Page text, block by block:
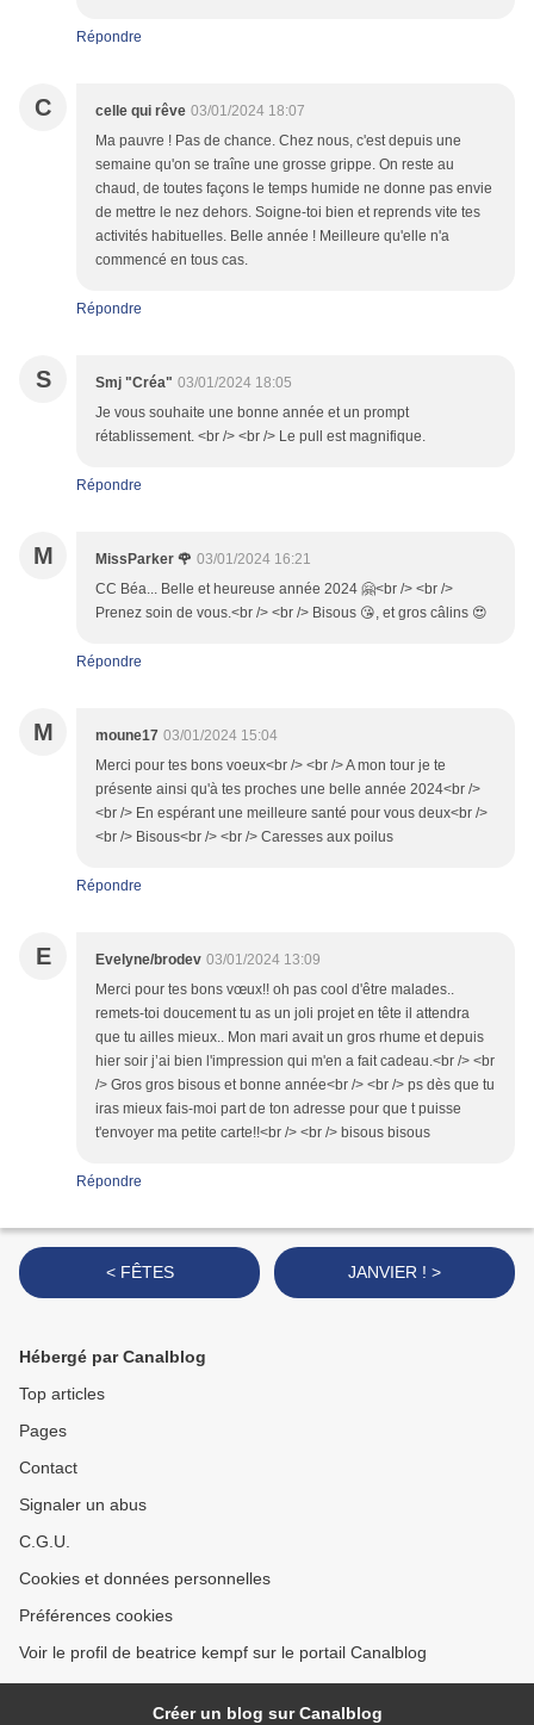
Répondre
C celle qui rêve 03/01/2024 18:07
Ma pauvre ! Pas de chance. Chez nous, c'est depuis une
semaine qu'on se traîne une grosse grippe. On reste au
chaud, de toutes façons le temps humide ne donne pas envie
de mettre le nez dehors. Soigne-toi bien et reprends vite tes
activités habituelles. Belle année ! Meilleure qu'elle n'a
commencé en tous cas.
Répondre
S Smj "Créa" 03/01/2024 18:05
Je vous souhaite une bonne année et un prompt
rétablissement. <br /> <br /> Le pull est magnifique.
Répondre
M MissParker 🌹 03/01/2024 16:21
CC Béa... Belle et heureuse année 2024 🤗<br /> <br />
Prenez soin de vous.<br /> <br /> Bisous 😘, et gros câlins 😍
Répondre
M moune17 03/01/2024 15:04
Merci pour tes bons voeux<br /> <br /> A mon tour je te
présente ainsi qu'à tes proches une belle année 2024<br />
<br /> En espérant une meilleure santé pour vous deux<br />
<br /> Bisous<br /> <br /> Caresses aux poilus
Répondre
E Evelyne/brodev 03/01/2024 13:09
Merci pour tes bons vœux!! oh pas cool d'être malades..
remets-toi doucement tu as un joli projet en tête il attendra
que tu ailles mieux.. Mon mari avait un gros rhume et depuis
hier soir j’ai bien l'impression qui m'en a fait cadeau.<br /> <br
/> Gros gros bisous et bonne année<br /> <br /> ps dès que tu
iras mieux fais-moi part de ton adresse pour que t puisse
t'envoyer ma petite carte!!<br /> <br /> bisous bisous
Répondre
< FÊTES JANVIER ! >
Hébergé par Canalblog
Top articles
Pages
Contact
Signaler un abus
C.G.U.
Cookies et données personnelles
Préférences cookies
Voir le profil de beatrice kempf sur le portail Canalblog
Créer un blog sur Canalblog